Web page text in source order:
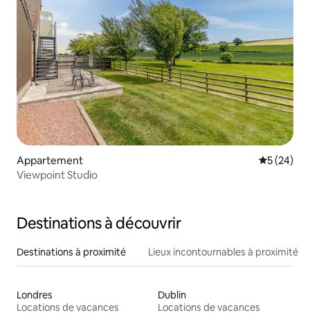
Appartement
5 (24)
Viewpoint Studio
Destinations à découvrir
Destinations à proximité Lieux incontournables à proximité
Londres
Locations de vacances
Dublin
Locations de vacances